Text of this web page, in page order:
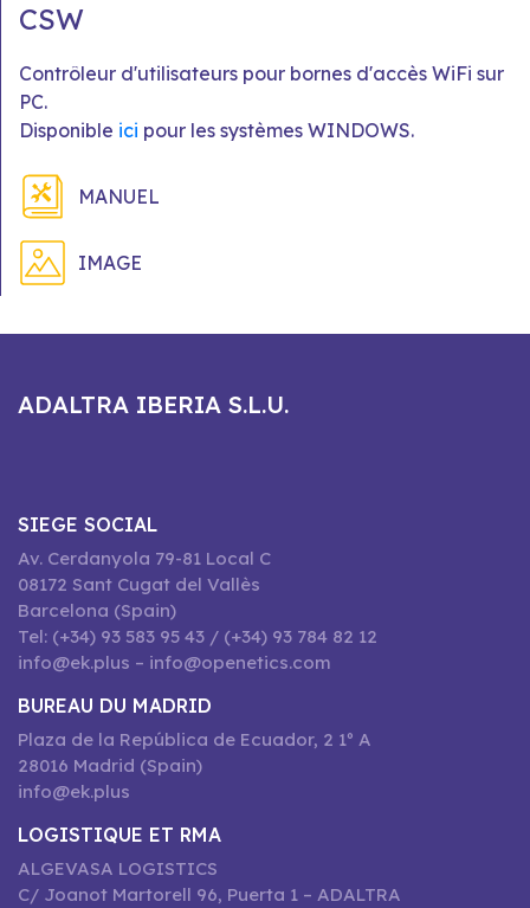
CSW
Contrôleur d'utilisateurs pour bornes d'accès WiFi sur
PC.
Disponible ici pour les systèmes WINDOWS.
MANUEL
IMAGE
ADALTRA IBERIA S.L.U.
SIEGE SOCIAL
Av. Cerdanyola 79-81 Local C
08172 Sant Cugat del Vallès
Barcelona (Spain)
Tel: (+34) 93 583 95 43 / (+34) 93 784 82 12
info@ek.plus – info@openetics.com
BUREAU DU MADRID
Plaza de la República de Ecuador, 2 1º A
28016 Madrid (Spain)
info@ek.plus
LOGISTIQUE ET RMA
ALGEVASA LOGISTICS
C/ Joanot Martorell 96, Puerta 1 – ADALTRA